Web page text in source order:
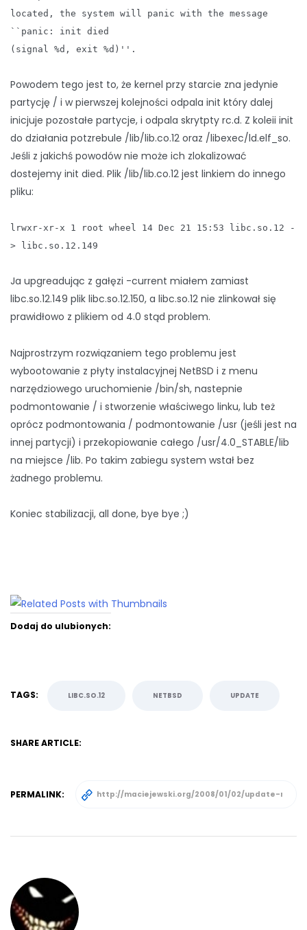
located, the system will panic with the message
``panic: init died
(signal %d, exit %d)''.
Powodem tego jest to, że kernel przy starcie zna jedynie
partycję / i w pierwszej kolejności odpala init który dalej
inicjuje pozostałe partycje, i odpala skrytpty rc.d. Z koleii init
do działania potzrebule /lib/lib.co.12 oraz /libexec/ld.elf_so.
Jeśli z jakichś powodów nie może ich zlokalizować
dostejemy init died. Plik /lib/lib.co.12 jest linkiem do innego
pliku:
lrwxr-xr-x 1 root wheel 14 Dec 21 15:53 libc.so.12 -
> libc.so.12.149
Ja upgreadując z gałęzi -current miałem zamiast
libc.so.12.149 plik libc.so.12.150, a libc.so.12 nie zlinkował się
prawidłowo z plikiem od 4.0 stąd problem.
Najprostrzym rozwiązaniem tego problemu jest
wybootowanie z płyty instalacyjnej NetBSD i z menu
narzędziowego uruchomienie /bin/sh, nastepnie
podmontowanie / i stworzenie właściwego linku, lub też
oprócz podmontowania / podmontowanie /usr (jeśli jest na
innej partycji) i przekopiowanie całego /usr/4.0_STABLE/lib
na miejsce /lib. Po takim zabiegu system wstał bez
żadnego problemu.
Koniec stabilizacji, all done, bye bye ;)
Dodaj do ulubionych:
TAGS: LIBC.SO.12 NETBSD UPDATE
SHARE ARTICLE:
PERMALINK: